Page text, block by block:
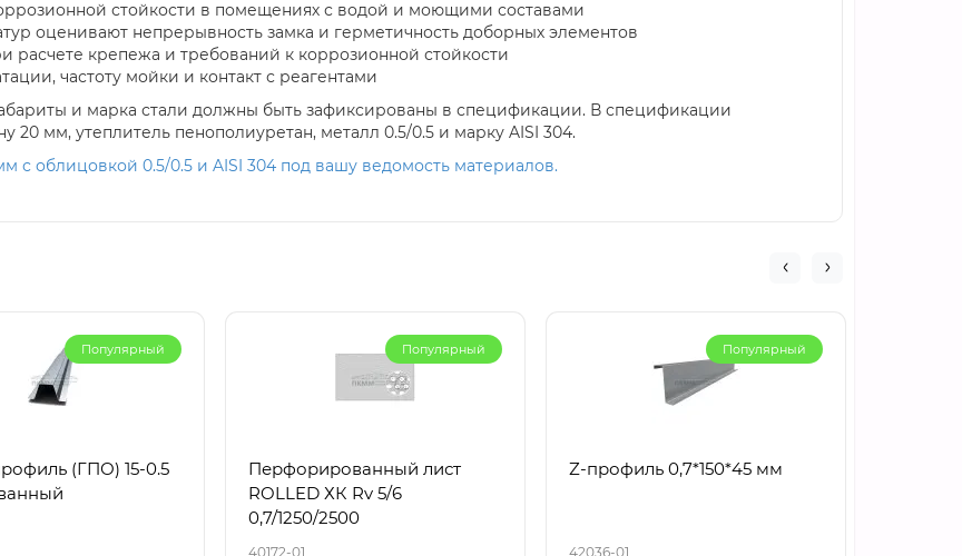
стойкости в помещениях с водой и моющими составами
оценивают непрерывность замка и герметичность доборных элементов
расчете крепежа и требований к коррозионной стойкости
частоту мойки и контакт с реагентами
и марка стали должны быть зафиксированы в спецификации. В спецификации
20 мм, утеплитель пенополиуретан, металл 0.5/0.5 и марку AISI 304.
с облицовкой 0.5/0.5 и AISI 304 под вашу ведомость материалов.
Популярный
(ГПО) 15-0.5
Популярный
Перфорированный лист
ROLLED ХК Rv 5/6
0,7/1250/2500
40172-01
Популярный
Z-профиль 0,7*150*45 мм
42036-01